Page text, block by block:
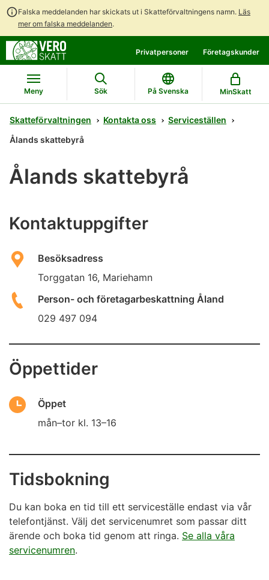
Falska meddelanden har skickats ut i Skatteförvaltningens namn. Läs
mer om falska meddelanden.
direkt
till
innehållet
till
hela
webbplatsens
sökning
Privatpersoner Företagskunder
Meny Sök På Svenska MinSkatt
Skatteförvaltningen Kontakta oss
Serviceställen
Ålands skattebyrå
Ålands skattebyrå
Kontaktuppgifter
Besöksadress
Torggatan 16, Mariehamn
Person- och företagarbeskattning Åland
029 497 094
Öppettider
Öppet
mån–tor kl. 13–16
Tidsbokning
Du kan boka en tid till ett serviceställe endast via vår
telefontjänst. Välj det servicenumret som passar ditt
ärende och boka tid genom att ringa. Se alla våra
servicenumren.